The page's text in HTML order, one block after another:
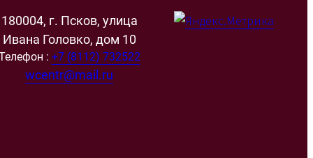
180004, г. Псков, улица
Ивана Головко, дом 10
: +7 (8112) 732522
wcentr@mail.ru